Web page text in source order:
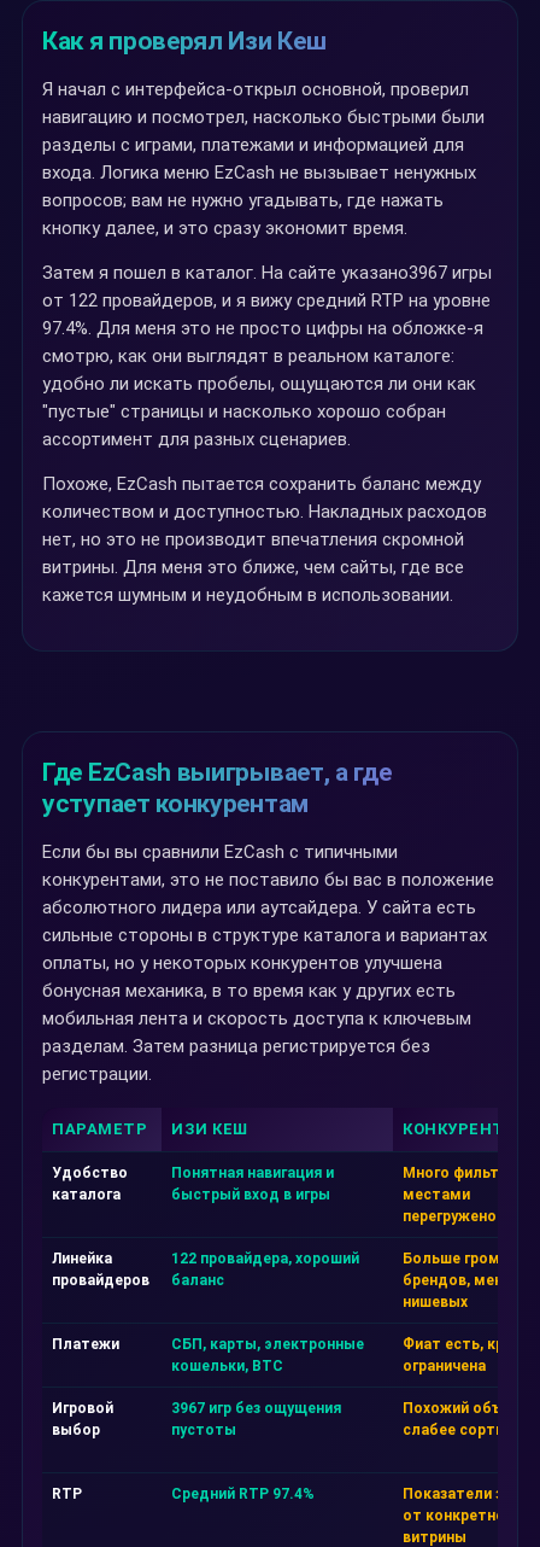
Как я проверял Изи Кеш
Я начал с интерфейса-открыл основной, проверил
навигацию и посмотрел, насколько быстрыми были
разделы с играми, платежами и информацией для
входа. Логика меню EzCash не вызывает ненужных
вопросов; вам не нужно угадывать, где нажать
кнопку далее, и это сразу экономит время.
Затем я пошел в каталог. На сайте указано3967 игры
от 122 провайдеров, и я вижу средний RTP на уровне
97.4%. Для меня это не просто цифры на обложке-я
смотрю, как они выглядят в реальном каталоге:
удобно ли искать пробелы, ощущаются ли они как
"пустые" страницы и насколько хорошо собран
ассортимент для разных сценариев.
Похоже, EzCash пытается сохранить баланс между
количеством и доступностью. Накладных расходов
нет, но это не производит впечатления скромной
витрины. Для меня это ближе, чем сайты, где все
кажется шумным и неудобным в использовании.
Где EzCash выигрывает, а где
уступает конкурентам
Если бы вы сравнили EzCash с типичными
конкурентами, это не поставило бы вас в положение
абсолютного лидера или аутсайдера. У сайта есть
сильные стороны в структуре каталога и вариантах
оплаты, но у некоторых конкурентов улучшена
бонусная механика, в то время как у других есть
мобильная лента и скорость доступа к ключевым
разделам. Затем разница регистрируется без
регистрации.
ПАРАМЕТР ИЗИ КЕШ КОНКУРЕНТ А
Удобство
каталога
Понятная навигация и
быстрый вход в игры
Много фильтров,
местами
перегружено
Линейка
провайдеров
122 провайдера, хороший
баланс
Больше громких
брендов, меньше
нишевых
Платежи
СБП, карты, электронные
кошельки, BTC
Фиат есть, крипта
ограничена
Игровой
выбор
3967 игр без ощущения
пустоты
Похожий объём,
слабее
RTP Средний RTP 97.4%
Показатели
от конкретной
витрины